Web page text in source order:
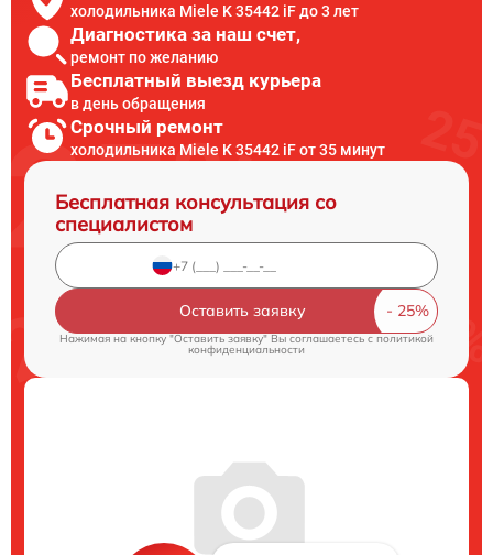
холодильника Miele K 35442 iF до 3 лет
Диагностика за наш счет,
ремонт по желанию
Бесплатный выезд курьера
в день обращения
Срочный ремонт
холодильника Miele K 35442 iF от 35 минут
Бесплатная консультация со
специалистом
Оставить заявку
Нажимая на кнопку "Оставить заявку" Вы соглашаетесь cполитикой
конфиденциальности